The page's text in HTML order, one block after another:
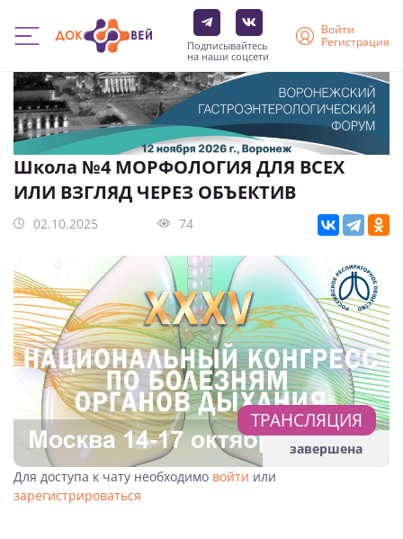
Перейти
основному
содержанию
Подписывайтесь
на наши соцсети
Войти
Регистрация
Школа №4 МОРФОЛОГИЯ ДЛЯ ВСЕХ
ИЛИ ВЗГЛЯД ЧЕРЕЗ ОБЪЕКТИВ
02.10.2025 74
ТРАНСЛЯЦИЯ
завершена
Для доступа к чату необходимо войти или
зарегистрироваться